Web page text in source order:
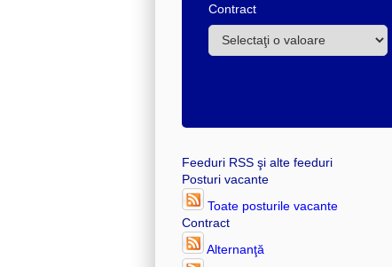
Contract
Feeduri RSS şi alte feeduri
Posturi vacante
Toate posturile vacante
Contract
Alternanţă